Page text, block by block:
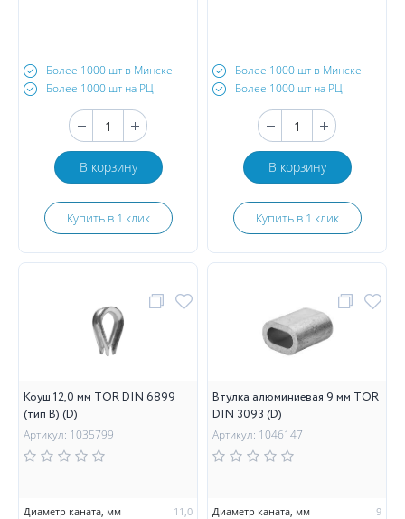
Более 1000 шт в Минске
Более 1000 шт на РЦ
В корзину
Купить в 1 клик
Более 1000 шт в Минске
Более 1000 шт на РЦ
В корзину
Купить в 1 клик
Коуш 12,0 мм TOR DIN 6899
(тип B) (D)
Артикул: 1035799
Диаметр каната, мм 11,0
Втулка алюминиевая 9 мм TOR
DIN 3093 (D)
Артикул: 1046147
Диаметр каната, мм 9